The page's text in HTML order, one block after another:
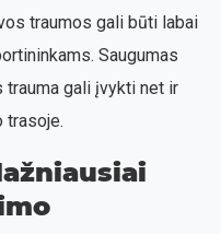
traumos gali būti labai
Saugumas
gali įvykti net ir
trasoje.